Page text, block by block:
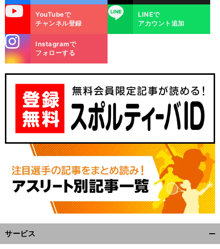
YouTubeで
チャンネル登録
LINE
LINEで
アカウント追加
m
Instagramで
フォローする
サービス